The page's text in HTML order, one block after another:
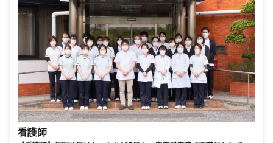
看護師